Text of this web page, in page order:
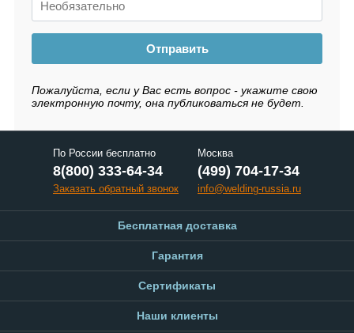
Отправить
Пожалуйста, если у Вас есть вопрос - укажите свою
электронную почту, она публиковаться не будет.
По России бесплатно
8(800) 333-64-34
Заказать обратный звонок
Москва
(499) 704-17-34
info@welding-russia.ru
Бесплатная доставка
Гарантия
Сертификаты
Наши клиенты